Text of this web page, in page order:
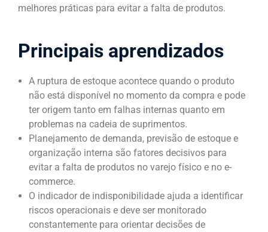
melhores práticas para evitar a falta de produtos.
Principais aprendizados
A ruptura de estoque acontece quando o produto
não está disponível no momento da compra e pode
ter origem tanto em falhas internas quanto em
problemas na cadeia de suprimentos.
Planejamento de demanda, previsão de estoque e
organização interna são fatores decisivos para
evitar a falta de produtos no varejo físico e no e-
commerce.
O indicador de indisponibilidade ajuda a identificar
riscos operacionais e deve ser monitorado
constantemente para orientar decisões de